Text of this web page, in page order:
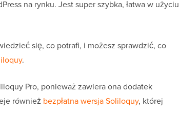
na rynku. Jest super szybka, łatwa w użyciu
się, co potrafi, i możesz sprawdzić, co
.
Pro, ponieważ zawiera ona dodatek
również bezpłatna wersja Soliloquy, której